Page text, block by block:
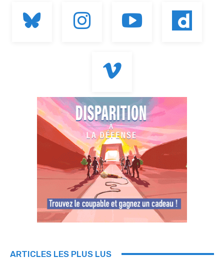
ARTICLES LES PLUS LUS